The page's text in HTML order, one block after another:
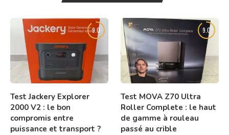
9.0
Test Jackery Explorer
2000 V2 : le bon
compromis entre
puissance et transport ?
9.0
Test MOVA Z70 Ultra
Roller Complete : le haut
de gamme à rouleau
passé au crible